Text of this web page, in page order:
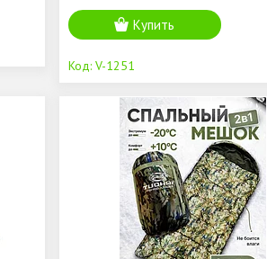
Купить
V-1251